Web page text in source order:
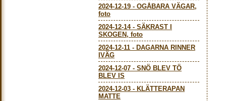
2024-12-19 - OGÅBARA VÄGAR,
foto
2024-12-14- SÄKRAST I
SKOGEN, foto
2024-12-11 - DAGARNA RINNER
IVÄG
2024-12-07 - SNÖ BLEV TÖ
BLEV IS
2024-12-03 - KLÄTTERAPAN
MATTE